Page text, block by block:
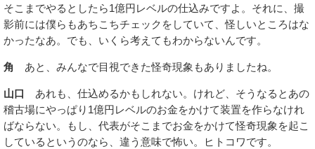
そこまでやるとしたら1億円レベルの仕込みですよ。それに、撮
影前には僕らもあちこちチェックをしていて、怪しいところはな
かったなあ。でも、いくら考えてもわからないんです。
角 あと、みんなで目視できた怪奇現象もありましたね。
山口
あれも、仕込めるかもしれない。けれど、そうなるとあの
稽古場にやっぱり1億円レベルのお金をかけて装置を作らなけれ
ばならない。もし、代表がそこまでお金をかけて怪奇現象を起こ
しているというのなら、違う意味で怖い。ヒトコワです。